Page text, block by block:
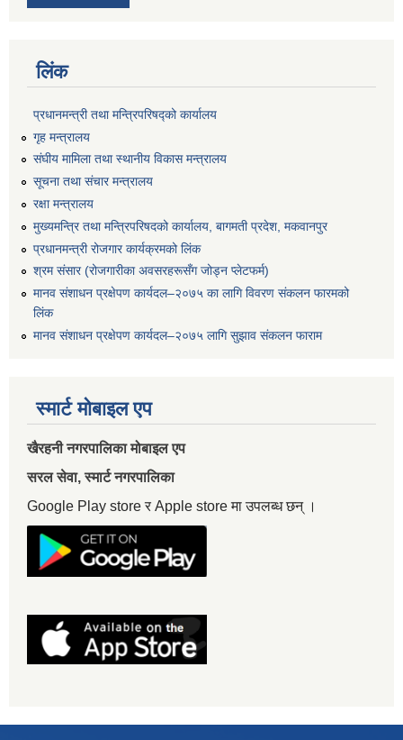
लिंक
प्रधानमन्त्री तथा मन्त्रिपरिषद्को कार्यालय
गृह मन्त्रालय
संघीय मामिला तथा स्थानीय विकास मन्त्रालय
सूचना तथा संचार मन्त्रालय
रक्षा मन्त्रालय
मुख्यमन्त्रि तथा मन्त्रिपरिषदको कार्यालय, बागमती प्रदेश, मकवानपुर
प्रधानमन्त्री रोजगार कार्यक्रमको लिंक
श्रम संसार (रोजगारीका अवसरहरूसँग जोड्न प्लेटफर्म)
मानव संशाधन प्रक्षेपण कार्यदल–२०७५ का लागि विवरण संकलन फारमको
लिंक
मानव संशाधन प्रक्षेपण कार्यदल–२०७५ लागि सुझाव संकलन फाराम
स्मार्ट मोबाइल एप
खैरहनी नगरपालिका मोबाइल एप
सरल सेवा, स्मार्ट नगरपालिका
Google Play store र Apple store मा उपलब्ध छन् ।